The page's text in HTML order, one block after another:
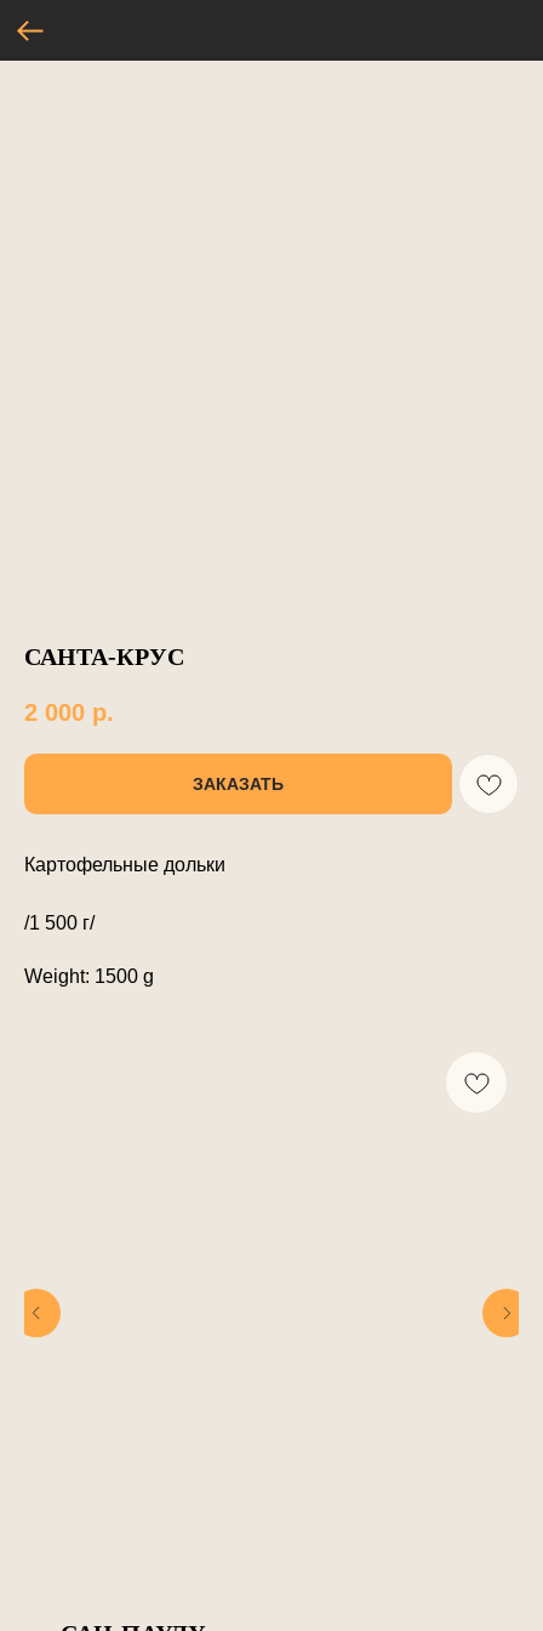
САНТА-КРУС
2 000 р.
ЗАКАЗАТЬ
Картофельные дольки
/1 500 г/
Weight: 1500 g